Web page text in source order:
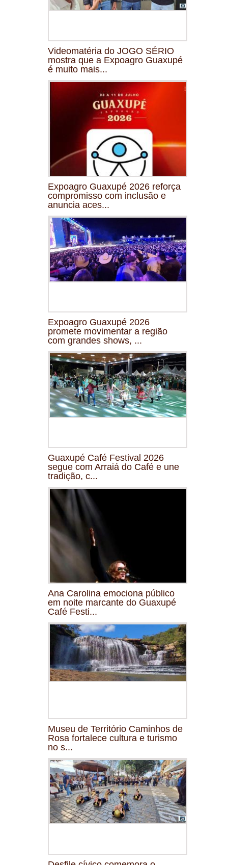
Videomatéria do JOGO SÉRIO
mostra que a Expoagro Guaxupé
é muito mais...
Expoagro Guaxupé 2026 reforça
compromisso com inclusão e
anuncia aces...
Expoagro Guaxupé 2026
promete movimentar a região
com grandes shows, ...
Guaxupé Café Festival 2026
segue com Arraiá do Café e une
tradição, c...
Ana Carolina emociona público
em noite marcante do Guaxupé
Café Festi...
Museu de Território Caminhos de
Rosa fortalece cultura e turismo
no s...